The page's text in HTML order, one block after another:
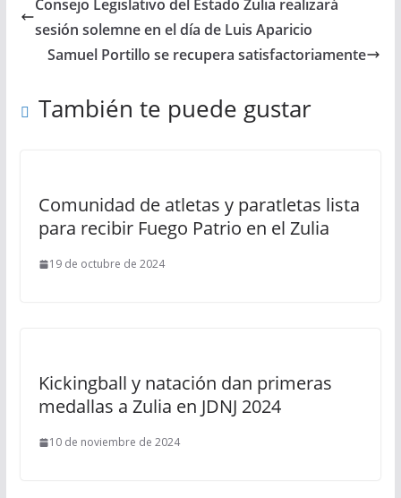
Consejo Legislativo del Estado Zulia realizará
sesión solemne en el día de Luis Aparicio
Samuel Portillo se recupera satisfactoriamente
También te puede gustar
Comunidad de atletas y paratletas lista
para recibir Fuego Patrio en el Zulia
19 de octubre de 2024
Kickingball y natación dan primeras
medallas a Zulia en JDNJ 2024
10 de noviembre de 2024